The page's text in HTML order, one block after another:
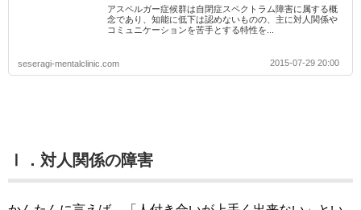
アスペルガー症候群は自閉症スペクトラム障害に属する概
念であり、知能に低下は認めないものの、主に対人関係や
コミュニケーションを苦手とする特性を...
seseragi-mentalclinic.com 2015-07-29 20:00
Ⅰ．対人関係の障害